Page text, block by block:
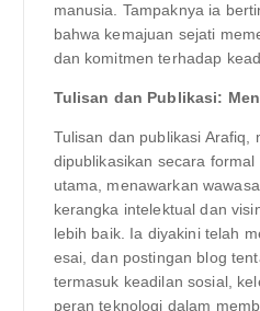
manusia. Tampaknya ia
bahwa kemajuan sejati
dan komitmen terhadap
Tulisan dan Publikasi:
Tulisan dan publikasi Arafiq,
dipublikasikan secara
utama, menawarkan
kerangka intelektual dan
lebih baik. Ia diyakini telah
esai, dan postingan blog
termasuk keadilan sosial,
peran teknologi dalam